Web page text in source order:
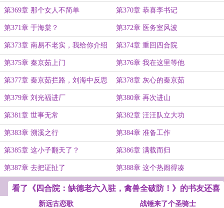
第369章 那个女人不简单 第370章 恭喜李书记
第371章 于海棠？ 第372章 医务室风波
第373章 南易不老实，我给你介绍
好的
第374章 重回四合院
第375章 秦京茹上门 第376章 我在这里等他
第377章 秦京茹拦路，刘海中反思 第378章 灰心的秦京茹
第379章 刘光福进厂 第380章 再次进山
第381章 世事无常 第382章 汪汪队立大功
第383章 溯溪之行 第384章 准备工作
第385章 这小子翻天了？ 第386章 满载而归
第387章 去把证扯了 第388章 这个热闹得凑
看了《四合院：缺德老六入驻，禽兽全破防！》的书友还喜
新远古恋歌
战锤来了个圣骑士